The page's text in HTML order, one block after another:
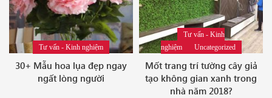
Tư vấn - Kinh nghiệm
30+ Mẫu hoa lụa đẹp ngay
ngất lòng người
Tư vấn - Kinh
nghiệm
Uncategorized
Mốt trang trí tường cây giả
tạo không gian xanh trong
nhà năm 2018?